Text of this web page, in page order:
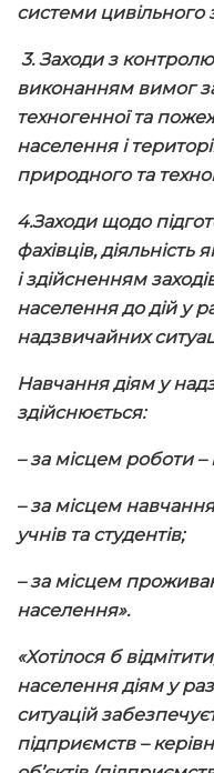
системи цивільного
3. Заходи з
виконанням вимог
техногенної та
населення і
природного та
4.Заходи щодо
фахівців, діяльність
і здійсненням
населення до дій у
надзвичайних
Навчання діям у
здійснюється:
– за місцем роботи
– за місцем
учнів та студентів;
– за місцем
населення».
«Хотілося б
населення діям у
ситуацій
підприємств –